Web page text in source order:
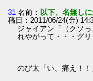
31 名前： 以下、名無し
稿日：2011/06/24(金)
ジャイアン「（クソ
れやがって・・・グリ
のび太「い、痛え！！